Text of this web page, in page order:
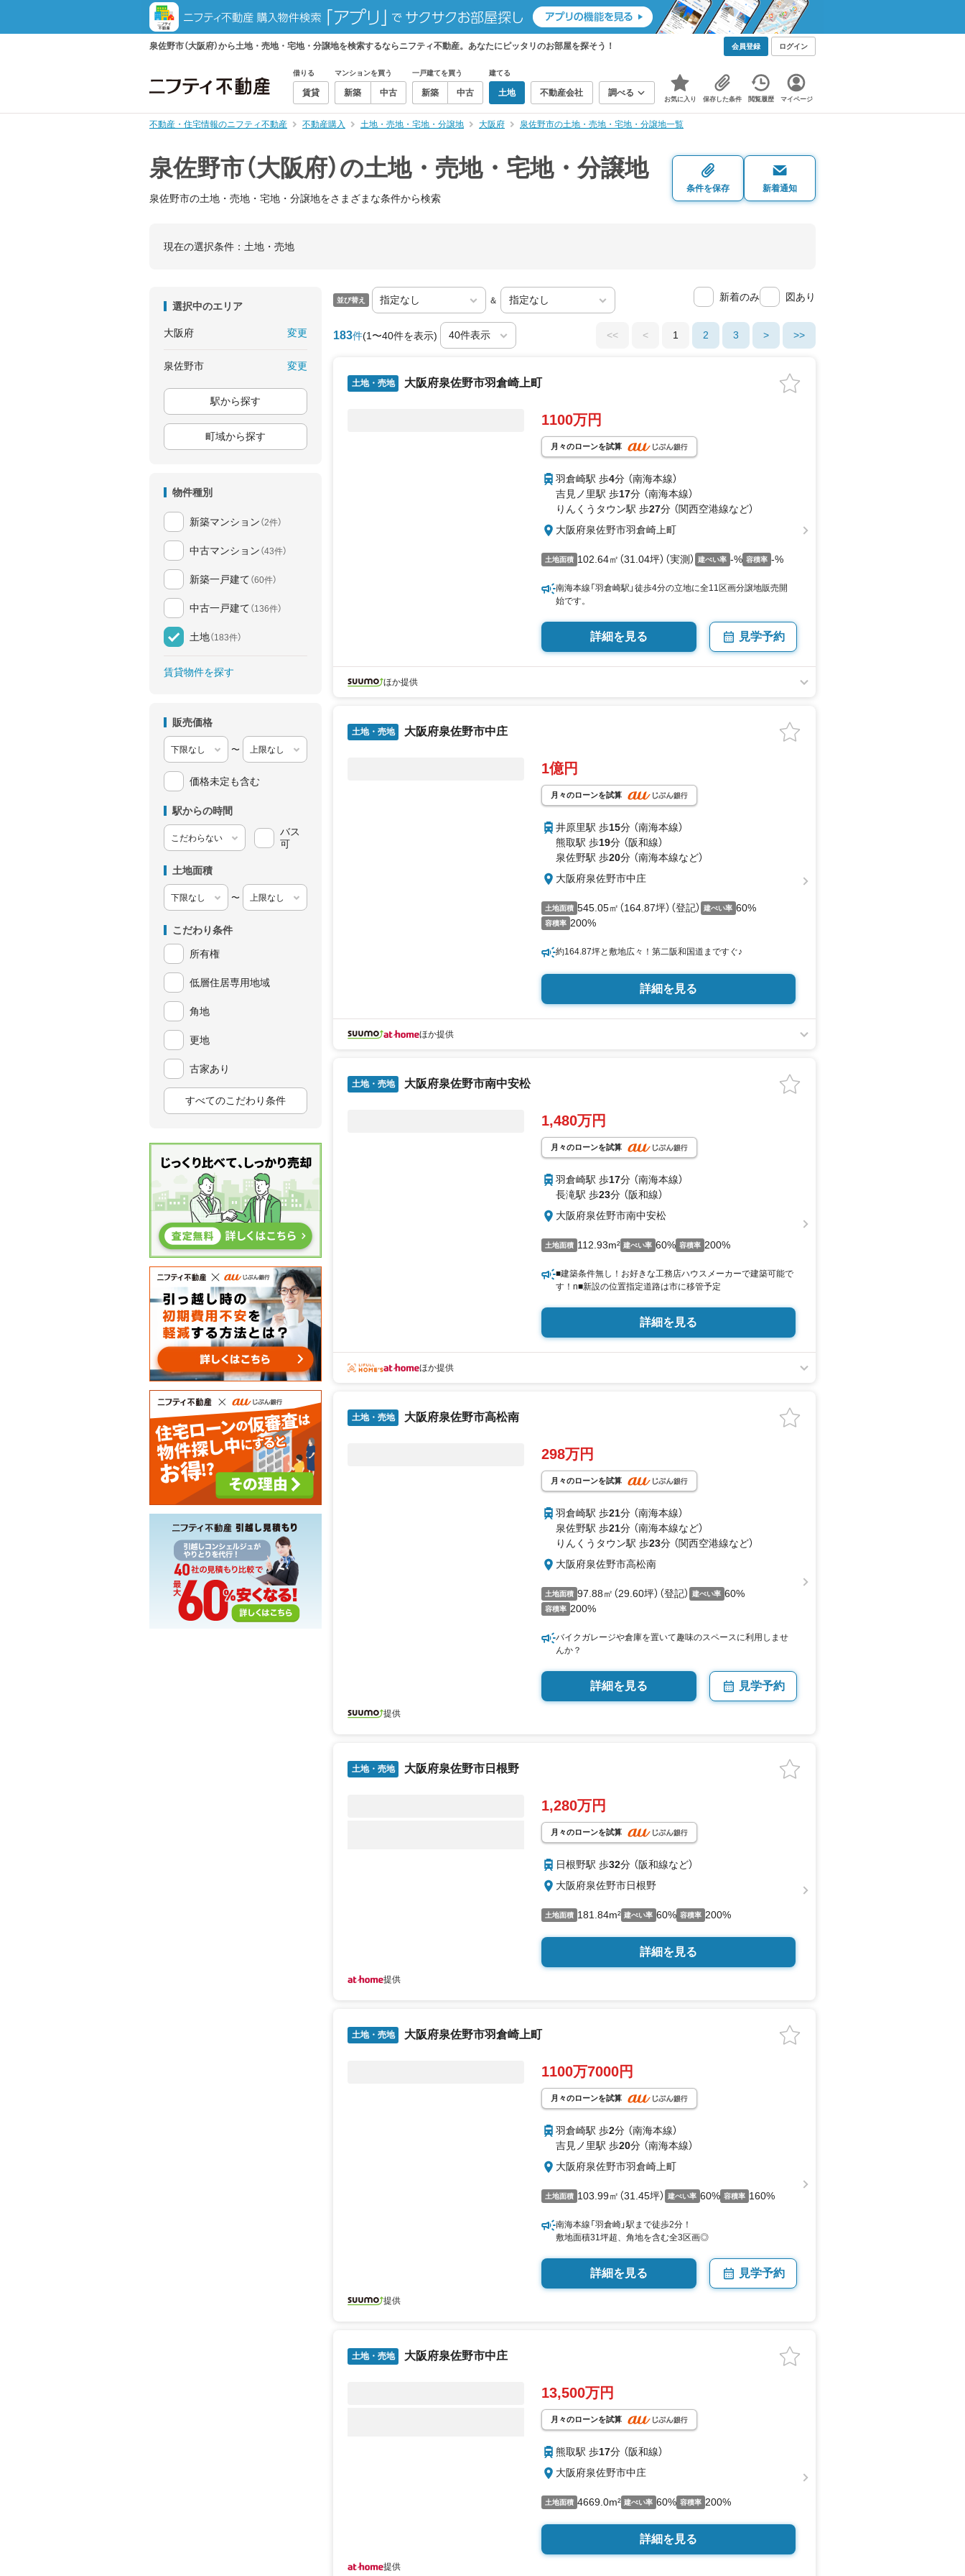
泉佐野市（大阪府）から土地・売地・宅地・分譲地を検索するならニフティ不動産。あなたにピッタリのお部屋を探そう！ 会員登録 ログイン
借りる
賃貸
マンションを買う
新築 中古
一戸建てを買う
新築 中古
建てる
土地 不動産会社 調べる
お気に入り 保存した条件 閲覧履歴 マイページ
不動産・住宅情報のニフティ不動産 不動産購入 土地・売地・宅地・分譲地 大阪府 泉佐野市の土地・売地・宅地・分譲地一覧
泉佐野市（大阪府）の土地・売地・宅地・分譲地
泉佐野市の土地・売地・宅地・分譲地をさまざまな条件から検索
条件を保存 新着通知
現在の選択条件： 土地・売地
選択中のエリア
大阪府 変更
泉佐野市 変更
駅から探す
町域から探す
物件種別
新築マンション （2件）
中古マンション （43件）
新築一戸建て （60件）
中古一戸建て （136件）
土地（183件）
賃貸物件を探す
販売価格
〜
価格未定も含む
駅からの時間
バス
可
土地面積
〜
こだわり条件
所有権
低層住居専用地域
角地
更地
古家あり
すべてのこだわり条件
並び替え ＆ 新着のみ 図あり
183件(1〜40件を表示) << < 1 2 3 > >>
土地・売地 大阪府泉佐野市羽倉崎上町
1100万円
月々のローンを試算
羽倉崎駅 歩4分 （南海本線）
吉見ノ里駅 歩17分 （南海本線）
りんくうタウン駅 歩27分 （関西空港線など）
大阪府泉佐野市羽倉崎上町
土地面積 102.64㎡（31.04坪）（実測） 建ぺい率 -% 容積率 -%
南海本線「羽倉崎駅」徒歩4分の立地に全11区画分譲地販売開
始です。
詳細を見る 見学予約
ほか提供
土地・売地 大阪府泉佐野市中庄
1億円
月々のローンを試算
井原里駅 歩15分 （南海本線）
熊取駅 歩19分 （阪和線）
泉佐野駅 歩20分 （南海本線など）
大阪府泉佐野市中庄
土地面積 545.05㎡（164.87坪）（登記） 建ぺい率 60%
容積率 200%
約164.87坪と敷地広々！第二阪和国道まですぐ♪
詳細を見る
ほか提供
土地・売地 大阪府泉佐野市南中安松
1,480万円
月々のローンを試算
羽倉崎駅 歩17分 （南海本線）
長滝駅 歩23分 （阪和線）
大阪府泉佐野市南中安松
土地面積 112.93m² 建ぺい率 60% 容積率 200%
■建築条件無し！お好きな工務店ハウスメーカーで建築可能で
す！n■新設の位置指定道路は市に移管予定
詳細を見る
ほか提供
土地・売地 大阪府泉佐野市高松南
298万円
月々のローンを試算
羽倉崎駅 歩21分 （南海本線）
泉佐野駅 歩21分 （南海本線など）
りんくうタウン駅 歩23分 （関西空港線など）
大阪府泉佐野市高松南
土地面積 97.88㎡（29.60坪）（登記） 建ぺい率 60%
容積率 200%
バイクガレージや倉庫を置いて趣味のスペースに利用しませ
んか？
詳細を見る 見学予約
提供
土地・売地 大阪府泉佐野市日根野
1,280万円
月々のローンを試算
日根野駅 歩32分 （阪和線など）
大阪府泉佐野市日根野
土地面積 181.84m² 建ぺい率 60% 容積率 200%
詳細を見る
提供
土地・売地 大阪府泉佐野市羽倉崎上町
1100万7000円
月々のローンを試算
羽倉崎駅 歩2分 （南海本線）
吉見ノ里駅 歩20分 （南海本線）
大阪府泉佐野市羽倉崎上町
土地面積 103.99㎡（31.45坪） 建ぺい率 60% 容積率 160%
南海本線「羽倉崎」駅まで徒歩2分！
敷地面積31坪超、角地を含む全3区画◎
詳細を見る 見学予約
提供
土地・売地 大阪府泉佐野市中庄
13,500万円
月々のローンを試算
熊取駅 歩17分 （阪和線）
大阪府泉佐野市中庄
土地面積 4669.0m² 建ぺい率 60% 容積率 200%
詳細を見る
提供